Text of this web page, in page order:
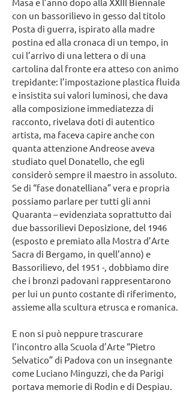
con un bassorilievo in gesso dal titolo
Posta di guerra, ispirato alla madre
postina ed alla cronaca di un tempo, in
cui l’arrivo di una lettera o di una
cartolina dal fronte era atteso con animo
trepidante: l’impostazione plastica fluida
e insistita sui valori luminosi, che dava
alla composizione immediatezza di
racconto, rivelava doti di autentico
artista, ma faceva capire anche con
quanta attenzione Andreose aveva
studiato quel Donatello, che egli
considerò sempre il maestro in assoluto.
Se di “fase donatelliana” vera e propria
possiamo parlare per tutti gli anni
Quaranta – evidenziata soprattutto dai
due bassorilievi Deposizione, del 1946
(esposto e premiato alla Mostra d’Arte
Sacra di Bergamo, in quell’anno) e
Bassorilievo, del 1951 -, dobbiamo dire
che i bronzi padovani rappresentarono
per lui un punto costante di riferimento,
assieme alla scultura etrusca e romanica.
E non si può neppure trascurare
l’incontro alla Scuola d’Arte “Pietro
Selvatico” di Padova con un insegnante
come Luciano Minguzzi, che da Parigi
portava memorie di Rodin e di Despiau.